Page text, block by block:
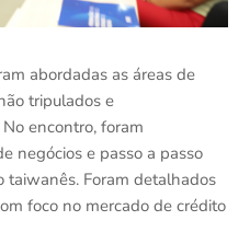
abordadas as áreas de
tripulados e
encontro, foram
negócios e passo a passo
taiwanês. Foram detalhados
foco no mercado de crédito